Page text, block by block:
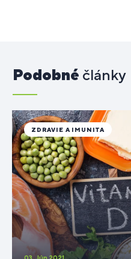
Podobné články
ZDRAVIE A IMUNITA